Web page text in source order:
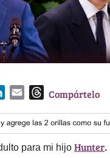
n
k
e
a
i
l
T
r
e
a
Compártelo
para mi hijo Hunter.